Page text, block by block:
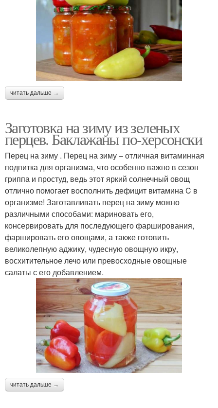
Перец на пару Перцы в теплице
Перец в морозилке Острый перец
Перцы в домашних
условиях
Перец для семян
Перцы для полного
созревания
читать дальше →
Заготовка на зиму из зеленых
перцев. Баклажаны по-херсонски
Перец на зиму . Перец на зиму – отличная витаминная
подпитка для организма, что особенно важно в сезон
гриппа и простуд, ведь этот яркий солнечный овощ
отлично помогает восполнить дефицит витамина C в
организме! Заготавливать перец на зиму можно
различными способами: мариновать его,
консервировать для последующего фарширования,
фаршировать его овощами, а также готовить
великолепную аджику, чудесную овощную икру,
восхитительное лечо или превосходные овощные
салаты с его добавлением.
читать дальше →